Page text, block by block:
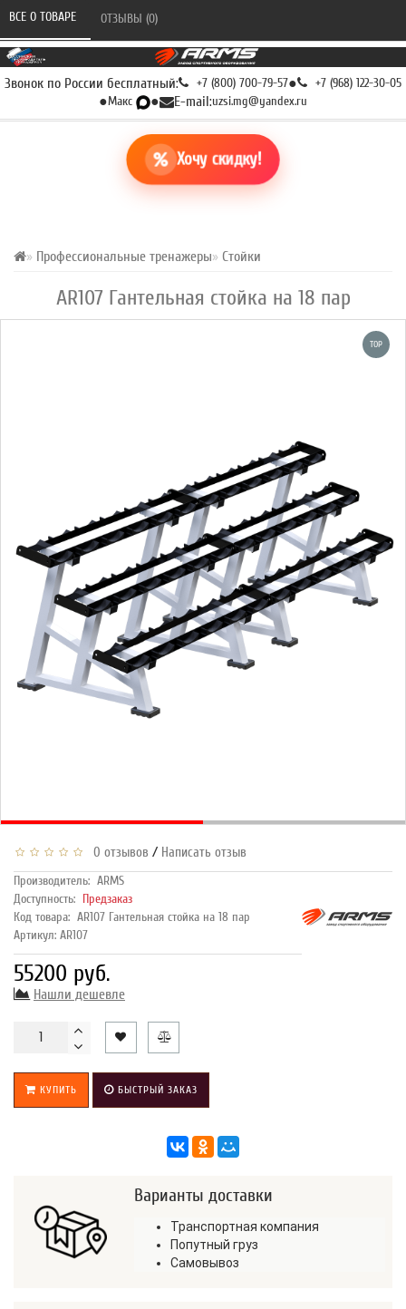
Звонок по России бесплатный: +7 (800) 700-79-57● +7 (968) 122-30-05
●Макс ● E-mail:uzsi.mg@yandex.ru
Хочу скидку!
Профессиональные тренажеры Стойки
AR107 Гантельная стойка на 18 пар
ВСЕ О ТОВАРЕ ОТЗЫВЫ (0)
TOP
0 отзывов / Написать отзыв
Производитель: ARMS
Доступность: Предзаказ
Код товара: AR107 Гантельная стойка на 18 пар
Артикул: AR107
55200 руб.
Нашли дешевле
КУПИТЬ БЫСТРЫЙ ЗАКАЗ
Варианты доставки
Транспортная компания
Попутный груз
Самовывоз